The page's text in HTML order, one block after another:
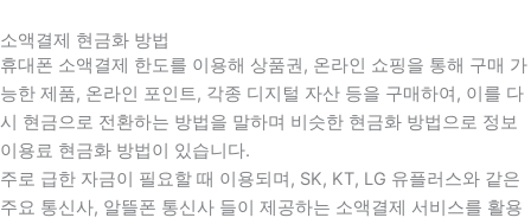
소액결제 현금화 방법
휴대폰 소액결제 한도를 이용해 상품권, 온라인 쇼핑을 통해 구매 가
능한 제품, 온라인 포인트, 각종 디지털 자산 등을 구매하여, 이를 다
시 현금으로 전환하는 방법을 말하며 비슷한 현금화 방법으로 정보
이용료 현금화 방법이 있습니다.
주로 급한 자금이 필요할 때 이용되며, SK, KT, LG 유플러스와 같은
주요 통신사, 알뜰폰 통신사 들이 제공하는 소액결제 서비스를 활용